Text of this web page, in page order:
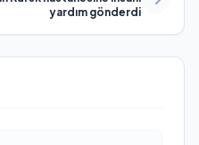
yardım gönderdi